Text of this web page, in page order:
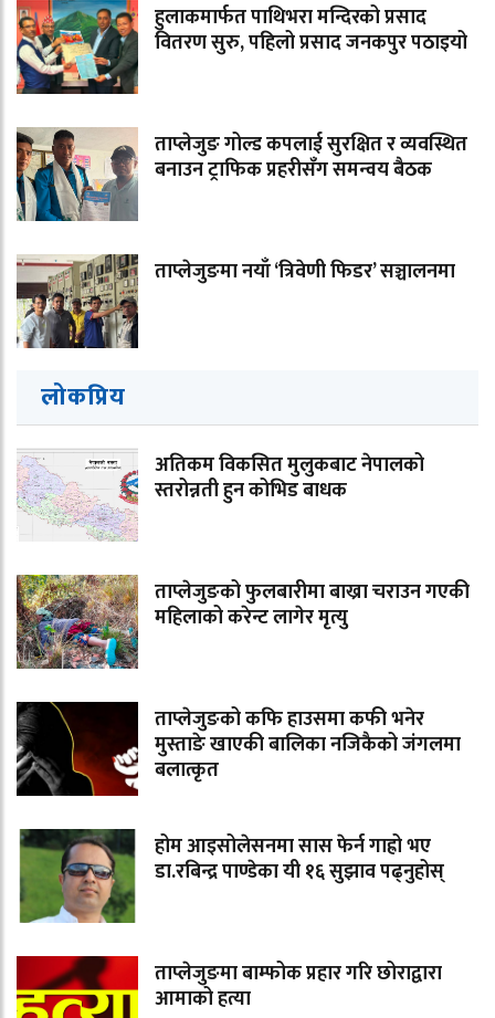
हुलाकमार्फत पाथिभरा मन्दिरको प्रसाद
वितरण सुरु, पहिलो प्रसाद जनकपुर पठाइयो
ताप्लेजुङ गोल्ड कपलाई सुरक्षित र व्यवस्थित
बनाउन ट्राफिक प्रहरीसँग समन्वय बैठक
ताप्लेजुङमा नयाँ ‘त्रिवेणी फिडर’ सञ्चालनमा
लोकप्रिय
अतिकम विकसित मुलुकबाट नेपालको
स्तरोन्नती हुन कोभिड बाधक
ताप्लेजुङको फुलबारीमा बाख्रा चराउन गएकी
महिलाको करेन्ट लागेर मृत्यु
ताप्लेजुङको कफि हाउसमा कफी भनेर
मुस्ताङे खाएकी बालिका नजिकैको जंगलमा
बलात्कृत
होम आइसोलेसनमा सास फेर्न गाह्रो भए
डा.रबिन्द्र पाण्डेका यी १६ सुझाव पढ्नुहोस्
ताप्लेजुङमा बाम्फोक प्रहार गरि छोराद्वारा
आमाको हत्या